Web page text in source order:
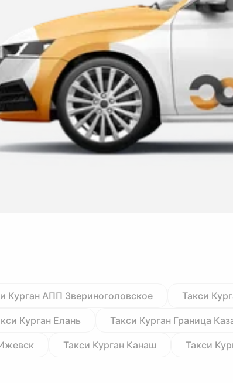
Курган АПП Звериноголовское Такси
Курган Елань Такси Курган Граница
Такси Курган Канаш Такси